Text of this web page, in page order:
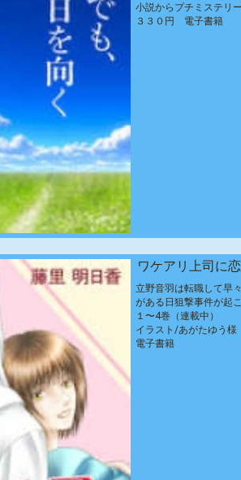
小説からプチミステリ
３３０円 電子書籍
ワケアリ上司に
立野音羽は転職して早
がある日狙撃事件が起
１〜4巻（連載中）
イラスト/あがたゆう様
電子書籍